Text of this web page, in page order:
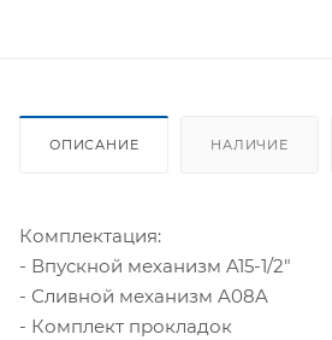
ОПИСАНИЕ НАЛИЧИЕ
Комплектация:
- Впускной механизм A15-1/2"
- Сливной механизм A08A
- Комплект прокладок